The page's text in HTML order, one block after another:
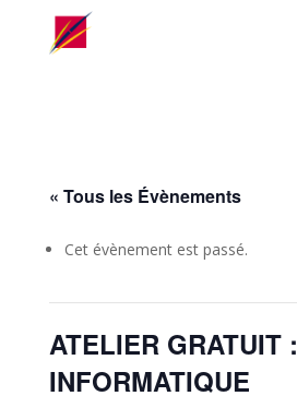
« Tous les Évènements
Cet évènement est passé.
ATELIER GRATUIT :
INFORMATIQUE